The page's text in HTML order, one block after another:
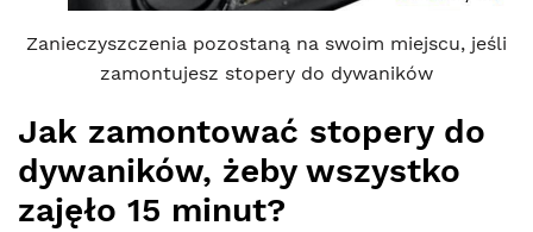
Zanieczyszczenia pozostaną na swoim miejscu, jeśli
zamontujesz stopery do dywaników
Jak zamontować stopery do
dywaników, żeby wszystko
zajęło 15 minut?